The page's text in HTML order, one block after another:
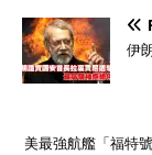
伊
美最強航艦「福特